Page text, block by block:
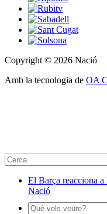
Copyright © 2026 Nació
Amb la tecnologia de OA
El Barça reacciona a
Nació